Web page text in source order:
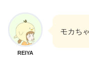
REIYA
モカち